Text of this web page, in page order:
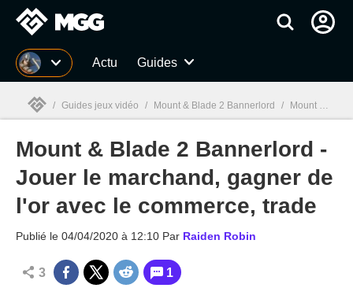
MGG Actu Guides
MGG
/ Guides jeux vidéo / Mount & Blade 2 Bannerlord / Mount & Blade 2 Bannerlord - Jouer le marchand, gagner de l'or avec le commerce, trade
Mount & Blade 2 Bannerlord -
Jouer le marchand, gagner de
l'or avec le commerce, trade
Publié le 04/04/2020 à 12:10 Par Raiden Robin
3 1